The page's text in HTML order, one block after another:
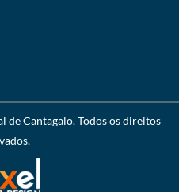
de Cantagalo. Todos os direitos